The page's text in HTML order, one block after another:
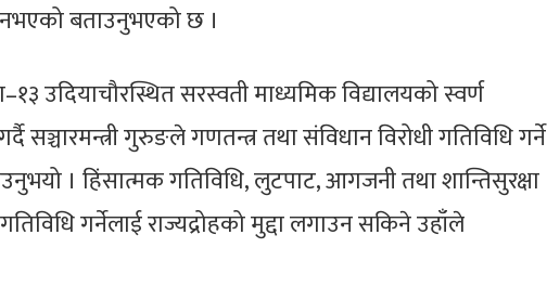
बताउनुभएको छ ।
उदियाचौरस्थित सरस्वती माध्यमिक विद्यालयको स्वर्ण
सञ्चारमन्त्री गुरुङले गणतन्त्र तथा संविधान विरोधी गतिविधि गर्ने
। हिंसात्मक गतिविधि, लुटपाट, आगजनी तथा शान्तिसुरक्षा
गर्नेलाई राज्यद्रोहको मुद्दा लगाउन सकिने उहाँले